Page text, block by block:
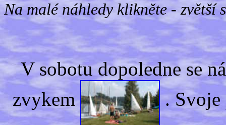
Na malé náhledy klikněte - zvětší
V sobotu dopoledne se
zvykem
. Svoje